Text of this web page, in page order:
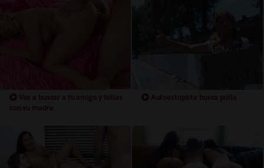
Vas a buscar a tu amigo y follas
con su madre
Autoestopista busca polla